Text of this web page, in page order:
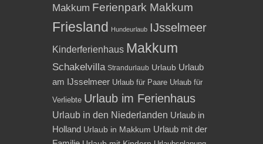
Makkum Ferienpark Makkum
Friesland Hundeurlaub IJsselmeer
Kinderferienhaus Makkum
Schakelvilla Strandurlaub Urlaub Urlaub
am IJsselmeer Urlaub für Paare Urlaub für
Verliebte Urlaub im Ferienhaus
Urlaub in den Niederlanden Urlaub in
Holland Urlaub in Makkum Urlaub mit der